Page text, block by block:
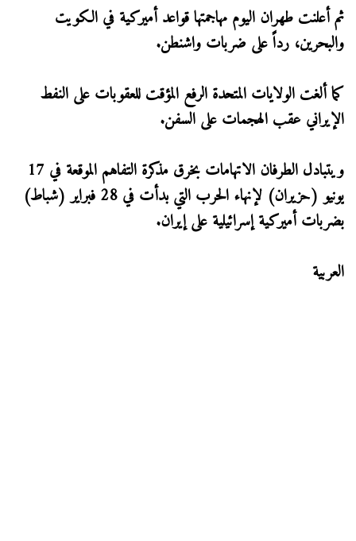
ثم أعلنت طهران اليوم مهاجمتها قواعد أميركية في الكويت
والبحرين، رداً على ضربات واشنطن.
كما ألغت الولايات المتحدة الرفع المؤقت للعقوبات على النفط
الإيراني عقب الهجمات على السفن.
ويتبادل الطرفان الاتهامات بخرق مذكرة التفاهم الموقعة في 17
يونيو (حزيران) لإنهاء الحرب التي بدأت في 28 فبراير (شباط)
بضربات أميركية إسرائيلية على إيران.
العربية